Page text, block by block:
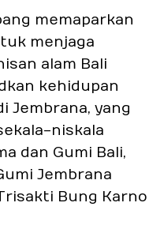
memaparkan
menjaga
alam Bali
kehidupan
Jembrana, yang
niskala
dan Gumi Bali,
Jembrana
Bung Karno